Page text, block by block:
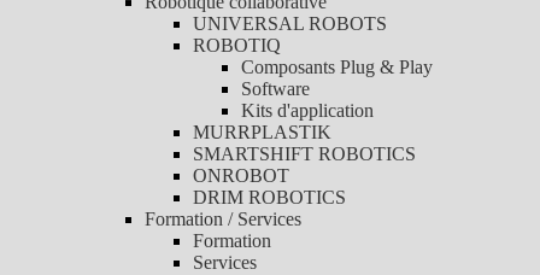
UNIVERSAL ROBOTS
ROBOTIQ
Composants Plug & Play
Software
Kits d'application
MURRPLASTIK
SMARTSHIFT ROBOTICS
ONROBOT
DRIM ROBOTICS
Formation / Services
Formation
Services